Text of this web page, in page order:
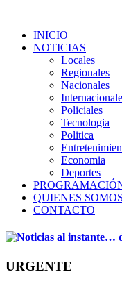
INICIO
NOTICIAS
Locales
Regionales
Nacionales
Policiales
Tecnologia
Politica
Economia
Deportes
QUIENES
CONTACTO
URGENTE